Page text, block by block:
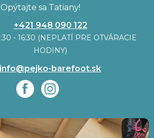
Opýtajte sa Tatiany!
+421 948 090 122
- 16:30 (NEPLATÍ PRE OTVÁRACIE
HODINY)
info@pejko-barefoot.sk